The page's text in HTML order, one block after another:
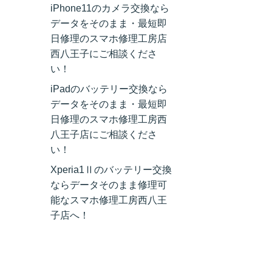
iPhone11のカメラ交換なら
データをそのまま・最短即
日修理のスマホ修理工房店
西八王子にご相談くださ
い！
iPadのバッテリー交換なら
データをそのまま・最短即
日修理のスマホ修理工房西
八王子店にご相談くださ
い！
Xperia1Ⅱのバッテリー交換
ならデータそのまま修理可
能なスマホ修理工房西八王
子店へ！